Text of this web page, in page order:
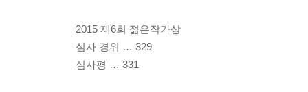
2015 제6회 젊은작가상
심사 경위 … 329
심사평 … 331